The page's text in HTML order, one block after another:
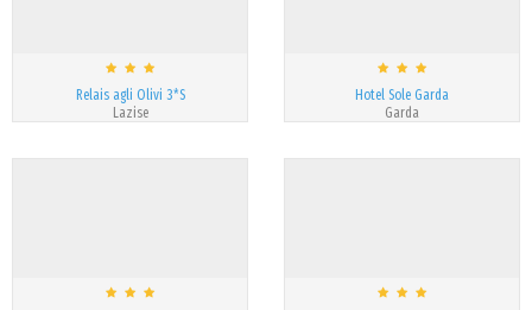
Relais agli Olivi 3*S
Lazise
Hotel Sole Garda
Garda